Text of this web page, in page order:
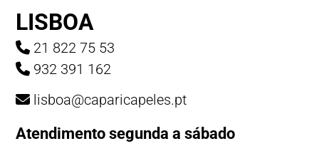
LISBOA
21 822 75 53
932 391 162
lisboa@caparicapeles.pt
Atendimento segunda a sábado